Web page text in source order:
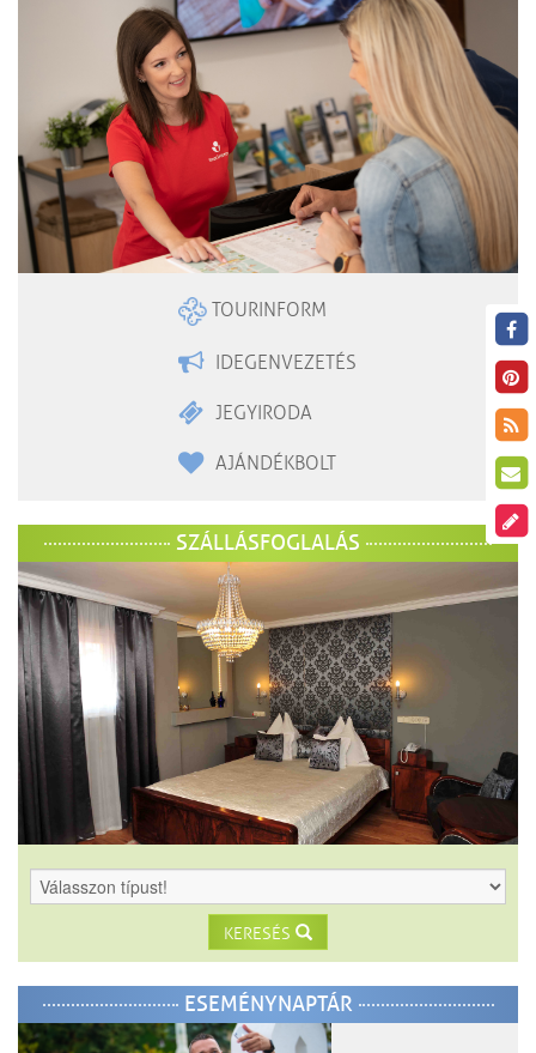
TOURINFORM
IDEGENVEZETÉS
JEGYIRODA
AJÁNDÉKBOLT
SZÁLLÁSFOGLALÁS
KERESÉS
ESEMÉNYNAPTÁR